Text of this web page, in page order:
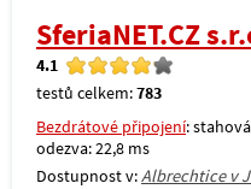
SferiaNET.CZ
4.1
testů celkem:783
Bezdrátové připojení:
odezva: 22,8 ms
Dostupnost v:Albrechtice v